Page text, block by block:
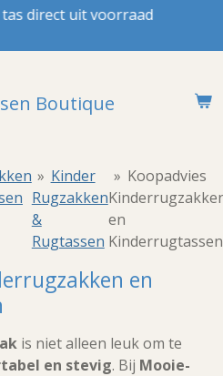
direct uit voorraad
Boutique
» Kinder
Rugzakken
&
Rugtassen
» Koopadvies
en
Kinderrugtassen
en
is niet alleen leuk om te
en stevig. Bij Mooie-